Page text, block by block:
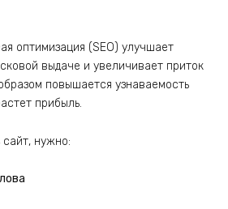
оптимизация (SEO) улучшает
выдаче и увеличивает приток
повышается узнаваемость
прибыль.
нужно: